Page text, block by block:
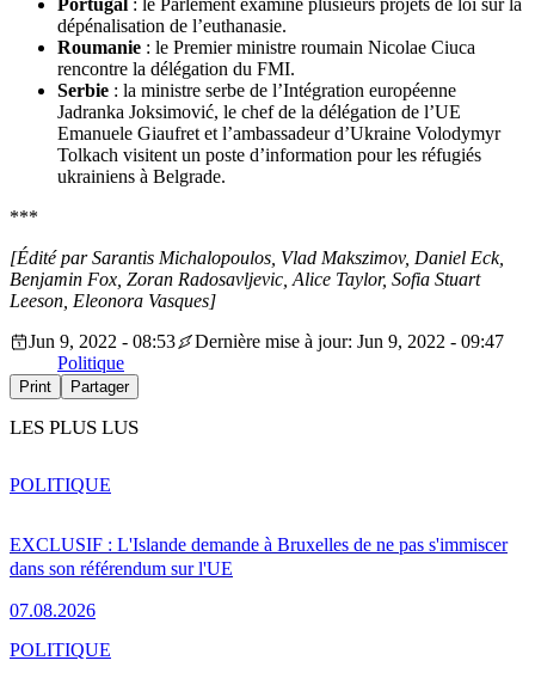
Portugal : le Parlement examine plusieurs projets de loi sur la
dépénalisation de l’euthanasie.
Roumanie : le Premier ministre roumain Nicolae Ciuca
rencontre la délégation du FMI.
Serbie : la ministre serbe de l’Intégration européenne
Jadranka Joksimović, le chef de la délégation de l’UE
Emanuele Giaufret et l’ambassadeur d’Ukraine Volodymyr
Tolkach visitent un poste d’information pour les réfugiés
ukrainiens à Belgrade.
***
[Édité parSarantis Michalopoulos, Vlad Makszimov, Daniel Eck,
Benjamin Fox, Zoran Radosavljevic, Alice Taylor, Sofia Stuart
Leeson, Eleonora Vasques]
Jun 9, 2022 - 08:53
Dernière mise à jour: Jun 9, 2022 - 09:47
Politique
Print Partager
LES PLUS LUS
EXCLUSIF : L'Islande demande à Bruxelles de ne pas s'immiscer
dans son référendum sur l'UE
07.08.2026
POLITIQUE
POLITIQUE